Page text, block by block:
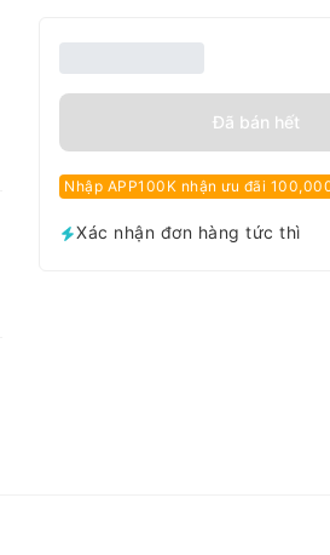
Đã bán hết
Nhập APP100K nhận ưu đãi
Xác nhận đơn hàng tức thì